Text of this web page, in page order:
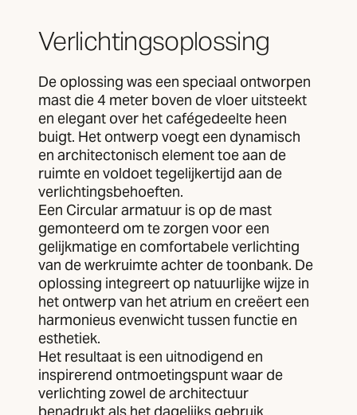
Verlichtingsoplossing
De oplossing was een speciaal ontworpen
mast die 4 meter boven de vloer uitsteekt
en elegant over het cafégedeelte heen
buigt. Het ontwerp voegt een dynamisch
en architectonisch element toe aan de
ruimte en voldoet tegelijkertijd aan de
verlichtingsbehoeften.
Een Circular armatuur is op de mast
gemonteerd om te zorgen voor een
gelijkmatige en comfortabele verlichting
van de werkruimte achter de toonbank. De
oplossing integreert op natuurlijke wijze in
het ontwerp van het atrium en creëert een
harmonieus evenwicht tussen functie en
esthetiek.
Het resultaat is een uitnodigend en
inspirerend ontmoetingspunt waar de
verlichting zowel de architectuur